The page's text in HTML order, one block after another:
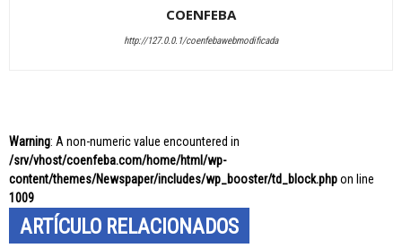
COENFEBA
http://127.0.0.1/coenfebawebmodificada
Warning: A non-numeric value encountered in
/srv/vhost/coenfeba.com/home/html/wp-
content/themes/Newspaper/includes/wp_booster/td_block.phpon line
1009
ARTÍCULO RELACIONADOS